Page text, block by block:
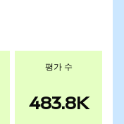
평가 수
483.8K